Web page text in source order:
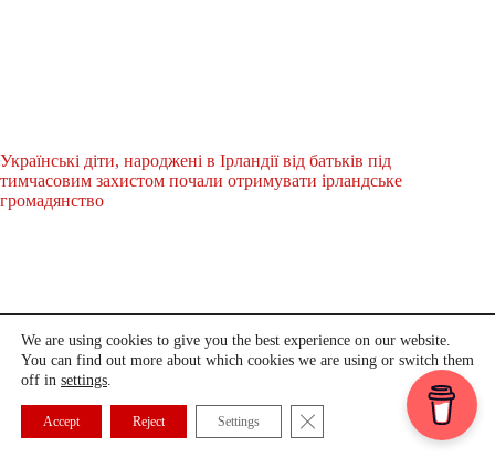
Українські діти, народжені в Ірландії від батьків під
тимчасовим захистом почали отримувати ірландське
громадянство
We are using cookies to give you the best experience on our website.
You can find out more about which cookies we are using or switch them
off in settings.
Accept Reject Settings Close GDPR Cookie Banner